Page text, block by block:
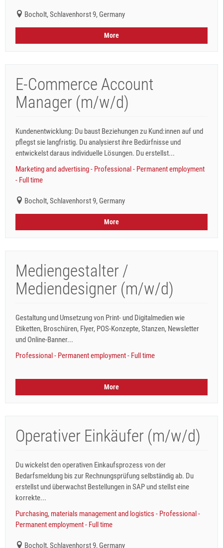
Bocholt, Schlavenhorst 9, Germany
More
E-Commerce Account
Manager (m/w/d)
Kundenentwicklung: Du baust Beziehungen zu Kund:innen auf und
pflegst sie langfristig. Du analysierst ihre Bedürfnisse und
entwickelst daraus individuelle Lösungen. Du erstellst...
Marketing and advertising - Professional - Permanent employment
- Full time
Bocholt, Schlavenhorst 9, Germany
More
Mediengestalter /
Mediendesigner (m/w/d)
Gestaltung und Umsetzung von Print- und Digitalmedien wie
Etiketten, Broschüren, Flyer, POS-Konzepte, Stanzen, Newsletter
und Online-Banner...
Professional - Permanent employment - Full time
More
Operativer Einkäufer (m/w/d)
Du wickelst den operativen Einkaufsprozess von der
Bedarfsmeldung bis zur Rechnungsprüfung selbständig ab. Du
erstellst und überwachst Bestellungen in SAP und stellst eine
korrekte...
Purchasing, materials management and logistics - Professional -
Permanent employment - Full time
Bocholt, Schlavenhorst 9, Germany